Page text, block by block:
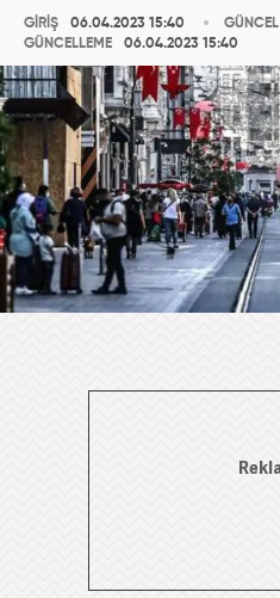
GİRİŞ
06.04.2023 15:40
GÜNCELLEME
06.04.2023 15:40
GÜNCEL